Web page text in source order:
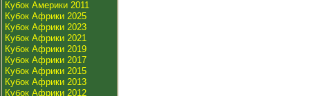
Кубок Америки 2011
Кубок Африки 2025
Кубок Африки 2023
Кубок Африки 2021
Кубок Африки 2019
Кубок Африки 2017
Кубок Африки 2015
Кубок Африки 2013
Кубок Африки 2012